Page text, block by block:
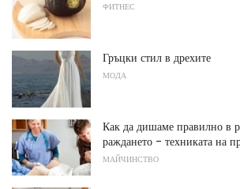
ФИТНЕС
Гръцки стил в дрехите
МОДА
Как да дишаме правилно в
раждането - техниката на
МАЙЧИНСТВО